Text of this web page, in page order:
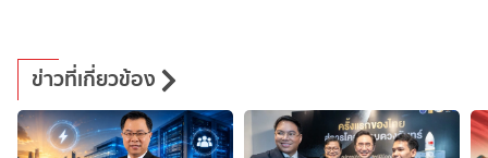
ข่าวที่เกี่ยวข้อง